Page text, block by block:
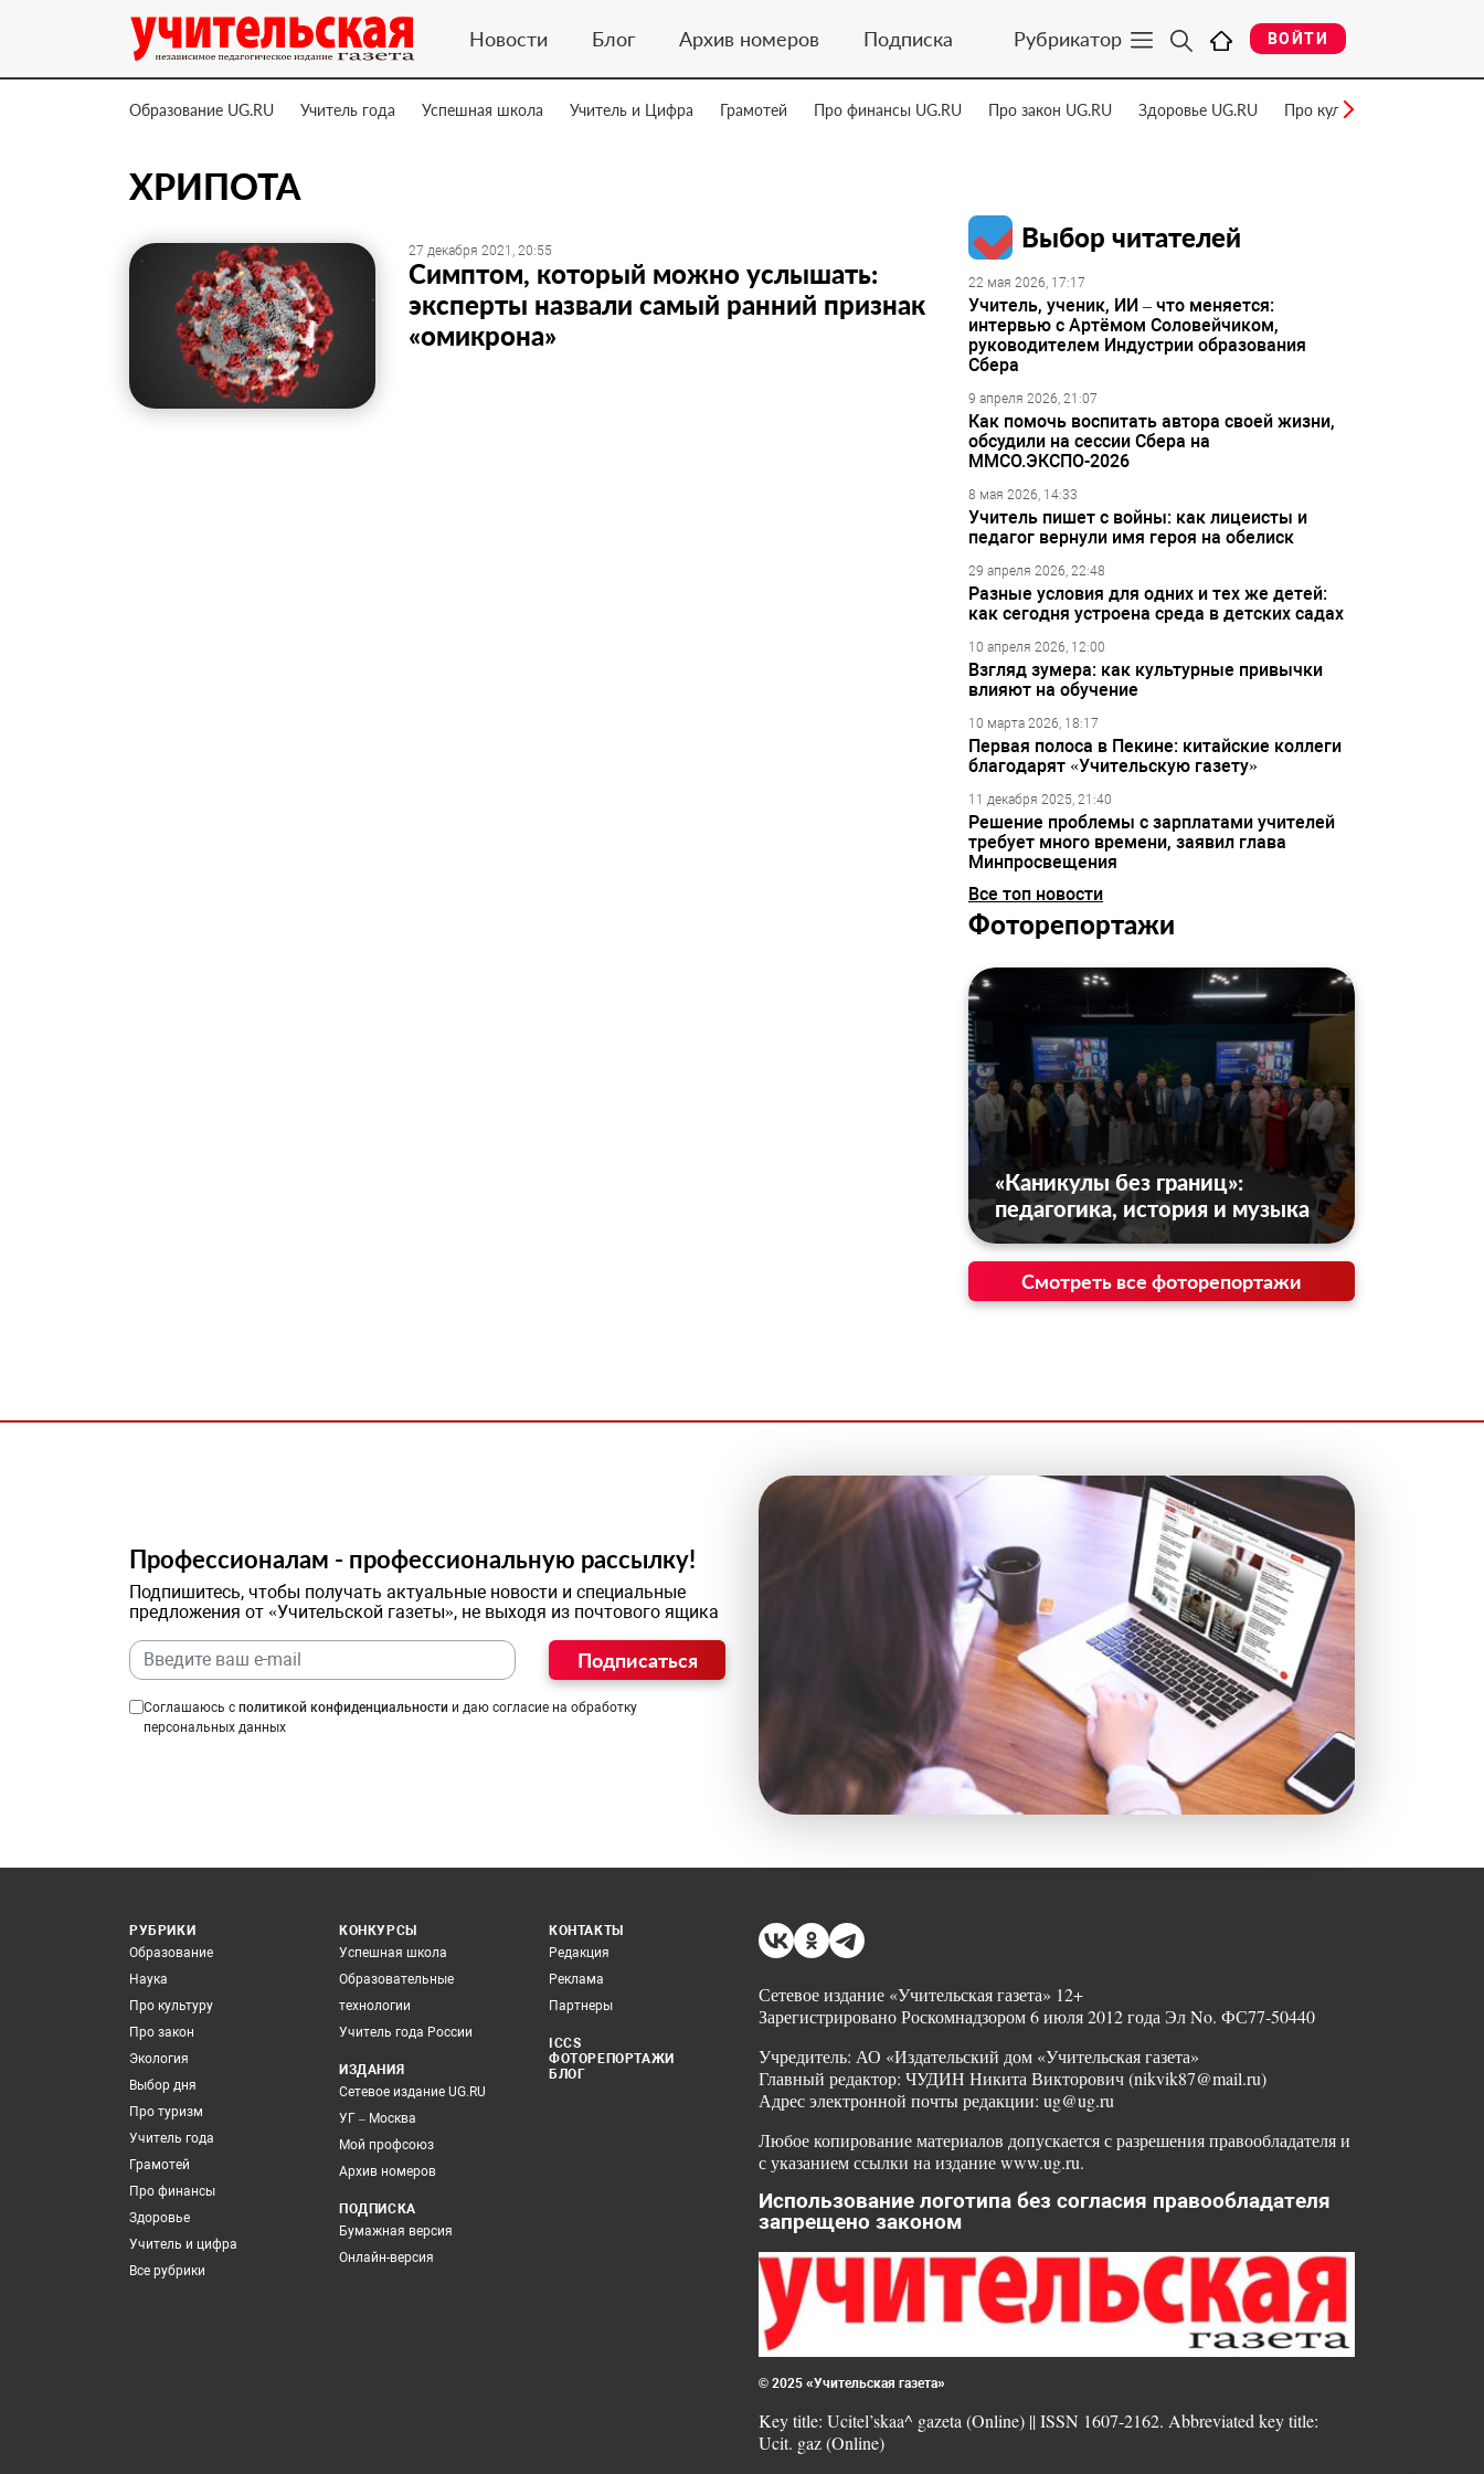
Новости Блог Архив номеров Подписка Рубрикатор ВОЙТИ
Образование UG.RU Учитель года Успешная школа Учитель и Цифра Грамотей Про финансы UG.RU Про закон UG.RU Здоровье UG.RU Про культуру UG.RU
ХРИПОТА
27 декабря 2021, 20:55
Симптом, который можно услышать:
эксперты назвали самый ранний признак
«омикрона»
Выбор читателей
22 мая 2026, 17:17
Учитель, ученик, ИИ – что меняется:
интервью с Артёмом Соловейчиком,
руководителем Индустрии образования
Сбера
9 апреля 2026, 21:07
Как помочь воспитать автора своей жизни,
обсудили на сессии Сбера на
ММСО.ЭКСПО-2026
8 мая 2026, 14:33
Учитель пишет с войны: как лицеисты и
педагог вернули имя героя на обелиск
29 апреля 2026, 22:48
Разные условия для одних и тех же детей:
как сегодня устроена среда в детских садах
10 апреля 2026, 12:00
Взгляд зумера: как культурные привычки
влияют на обучение
10 марта 2026, 18:17
Первая полоса в Пекине: китайские коллеги
благодарят «Учительскую газету»
11 декабря 2025, 21:40
Решение проблемы с зарплатами учителей
требует много времени, заявил глава
Минпросвещения
Все топ новости
Фоторепортажи
«Каникулы без границ»:
педагогика, история и музыка
Смотреть все фоторепортажи
Профессионалам - профессиональную рассылку!
Подпишитесь, чтобы получать актуальные новости и специальные
предложения от «Учительской газеты», не выходя из почтового ящика
Подписаться
Соглашаюсь с политикой конфиденциальности и даю согласие на обработку
персональных данных
РУБРИКИ
Образование
Наука
Про культуру
Про закон
Экология
Выбор дня
Про туризм
Учитель года
Грамотей
Про финансы
Здоровье
Учитель и цифра
Все рубрики
КОНКУРСЫ
Успешная школа
Образовательные
технологии
Учитель года России
ИЗДАНИЯ
Сетевое издание UG.RU
УГ – Москва
Мой профсоюз
Архив номеров
ПОДПИСКА
Бумажная версия
Онлайн-версия
КОНТАКТЫ
Редакция
Реклама
Партнеры
ICCS
ФОТОРЕПОРТАЖИ
БЛОГ
Сетевое издание «Учительская газета» 12+
Зарегистрировано Роскомнадзором 6 июля 2012 года Эл No. ФС77-50440
Учредитель: АО «Издательский дом «Учительская газета»
Главный редактор: ЧУДИН Никита Викторович (nikvik87@mail.ru)
Адрес электронной почты редакции: ug@ug.ru
Любое копирование материалов допускается с разрешения правообладателя и
с указанием ссылки на издание www.ug.ru.
Использование логотипа без согласия правообладателя
запрещено законом
© 2025 «Учительская газета»
Key title: Ucitel’skaa^ gazeta (Online) || ISSN 1607-2162. Abbreviated key title:
Ucit. gaz (Online)